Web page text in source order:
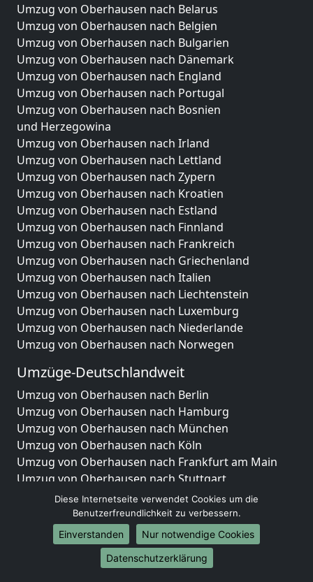
Umzug von Oberhausen nach Belarus
Umzug von Oberhausen nach Belgien
Umzug von Oberhausen nach Bulgarien
Umzug von Oberhausen nach Dänemark
Umzug von Oberhausen nach England
Umzug von Oberhausen nach Portugal
Umzug von Oberhausen nach Bosnien
und Herzegowina
Umzug von Oberhausen nach Irland
Umzug von Oberhausen nach Lettland
Umzug von Oberhausen nach Zypern
Umzug von Oberhausen nach Kroatien
Umzug von Oberhausen nach Estland
Umzug von Oberhausen nach Finnland
Umzug von Oberhausen nach Frankreich
Umzug von Oberhausen nach Griechenland
Umzug von Oberhausen nach Italien
Umzug von Oberhausen nach Liechtenstein
Umzug von Oberhausen nach Luxemburg
Umzug von Oberhausen nach Niederlande
Umzug von Oberhausen nach Norwegen
Umzüge-Deutschlandweit
Umzug von Oberhausen nach Berlin
Umzug von Oberhausen nach Hamburg
Umzug von Oberhausen nach München
Umzug von Oberhausen nach Köln
Umzug von Oberhausen nach Frankfurt am Main
Umzug von Oberhausen nach Stuttgart
Umzug von Oberhausen nach Düsseldorf
Umzug von Oberhausen nach Leipzig
Umzug von Oberhausen nach Dortmund
Umzug von Oberhausen nach Essen
Umzug von Oberhausen nach Bremen
Diese Internetseite verwendet Cookies um die
Benutzerfreundlichkeit zu verbessern.
Einverstanden
Nur notwendige Cookies
Datenschutzerklärung